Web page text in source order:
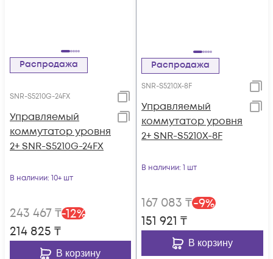
Распродажа
SNR-S5210G-24FX
Управляемый
коммутатор уровня
2+ SNR-S5210G-24FX
В наличии: 10+ шт
243 467₸-12%
214 825 ₸
В корзину
Распродажа
SNR-S5210X-8F
Управляемый
коммутатор уровня
2+ SNR-S5210X-8F
В наличии: 1 шт
167 083 ₸-9%
151 921 ₸
В корзину